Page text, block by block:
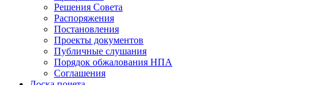
Решения Совета
Распоряжения
Постановления
Проекты документов
Публичные слушания
Порядок обжалования НПА
Соглашения